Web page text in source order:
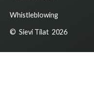
Whistleblowing
© Sievi Tilat 2026